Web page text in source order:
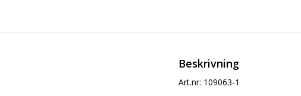
Beskrivning
Art.nr: 109063-1